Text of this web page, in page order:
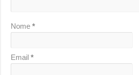
Nome*
Email*